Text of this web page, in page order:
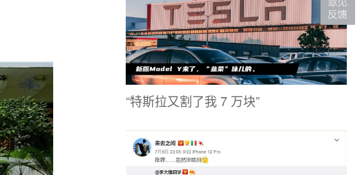
“特斯拉又割了我 7 万块”